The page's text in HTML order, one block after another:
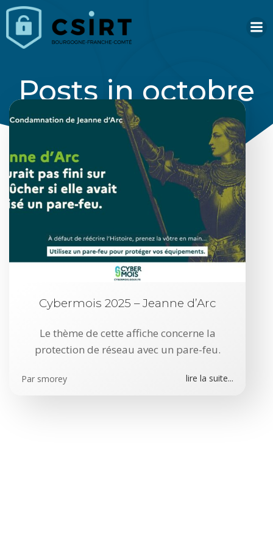
Posts in octobre
6, 2025
Cybermois 2025 – Jeanne d’Arc
Le thème de cette affiche concerne la
protection de réseau avec un pare-feu.
Par smorey lire la suite...